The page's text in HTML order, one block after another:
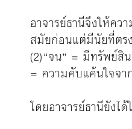
อาจารย์ธานีจึงให้คว
สมัยก่อนแต่มีนัยที่ตร
(2) “จน” = มีทรัพย์สิ
= ความคับแค้นใจจา
โดยอาจารย์ธานียังไ